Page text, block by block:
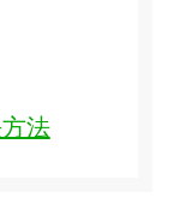
法